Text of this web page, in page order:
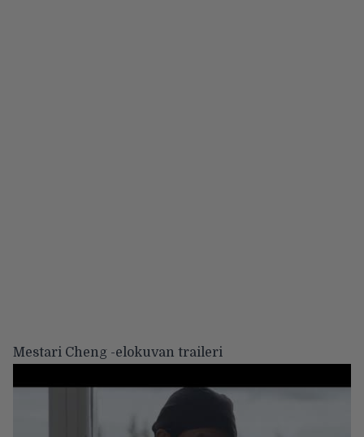
Mestari Cheng -elokuvan traileri